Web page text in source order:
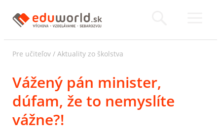
Pre učiteľov / Aktuality zo školstva
Vážený pán minister,
dúfam, že to nemyslíte
vážne?!